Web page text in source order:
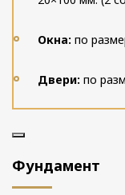
Окна: по
Двери: по
Фундамент